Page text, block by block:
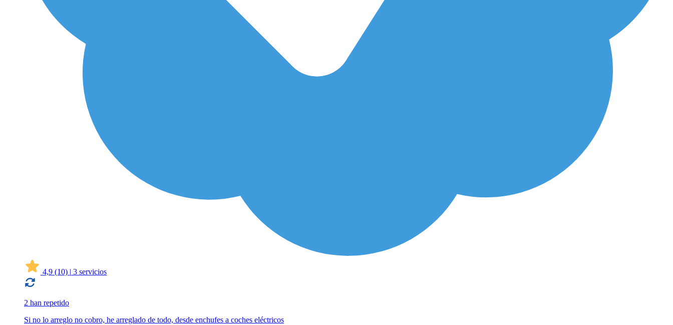
4,9 (10) | 3 servicios
2 han repetido
Si no lo arreglo no cobro, he arreglado de todo, desde enchufes a coches eléctricos